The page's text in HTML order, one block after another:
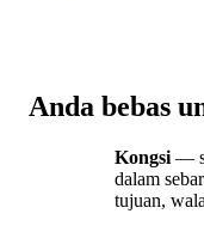
Anda bebas
Kongsi —
dalam
tujuan,